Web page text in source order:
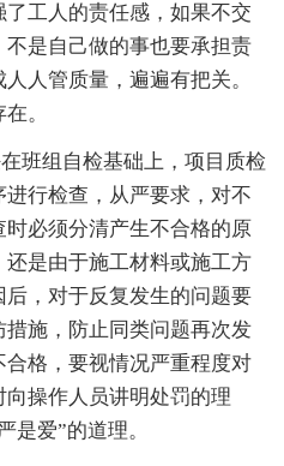
工人的责任感，如果不交
是自己做的事也要承担责
人管质量，遍遍有把关。
。
班组自检基础上，项目质检
行检查，从严要求，对不
必须分清产生不合格的原
是由于施工材料或施工方
，对于反复发生的问题要
施，防止同类问题再次发
格，要视情况严重程度对
操作人员讲明处罚的理
是爱”的道理。